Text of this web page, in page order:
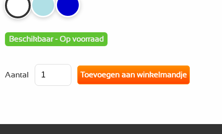
Beschikbaar - Op voorraad
Aantal